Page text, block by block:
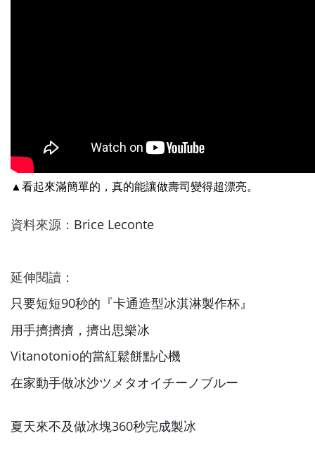
▲看起來滿簡單的，真的能讓做壽司變得超漂亮。
資料來源： Brice Leconte
延伸閱讀：
只要短短90秒的『卡通造型冰淇淋製作杯』
用手擠擠擠，擠出思樂冰
Vitanotonio的當紅鬆餅點心機
在家動手做冰沙ツメタオイチーノブルー
夏天來不及做冰塊360秒完成製冰